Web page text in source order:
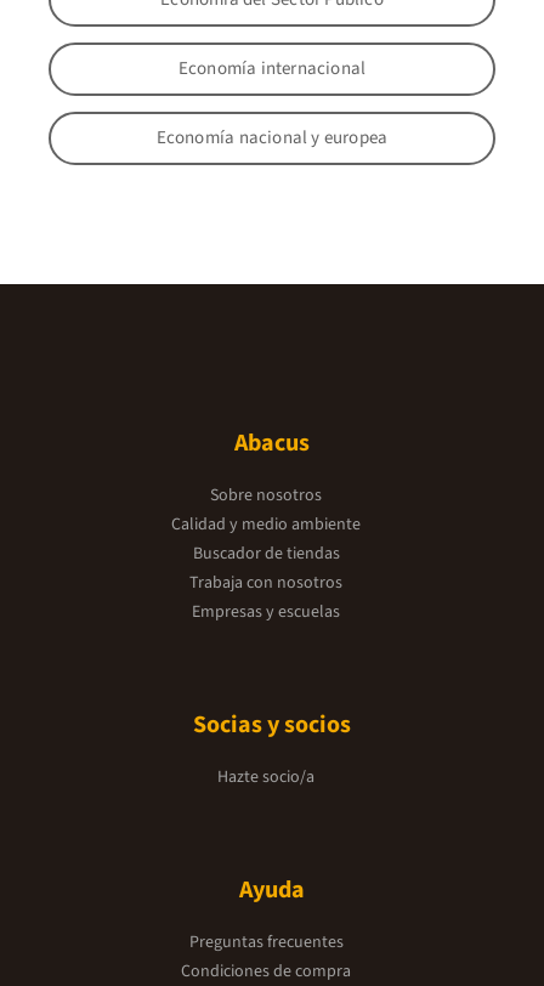
Economía internacional
Economía nacional y europea
Abacus
Sobre nosotros
Calidad y medio ambiente
Buscador de tiendas
Trabaja con nosotros
Empresas y escuelas
Socias y socios
Hazte socio/a
Ayuda
Preguntas frecuentes
Condiciones de compra